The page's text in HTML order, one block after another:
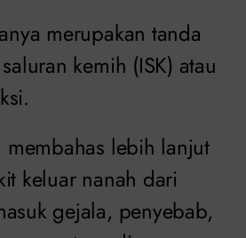
merupakan tanda
kemih (ISK) atau
lebih lanjut
keluar nanah dari
gejala, penyebab,